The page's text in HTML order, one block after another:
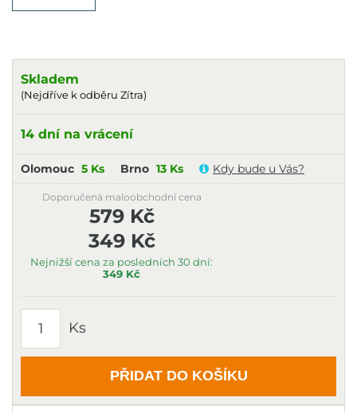
Skladem
(Nejdříve k odběru Zítra)
14 dní na vrácení
Olomouc 5 Ks Brno 13 Ks Kdy bude u Vás?
349 Kč
Nejnižší cena za posledních 30 dní:
349 Kč
Doporučená maloobchodní cena
579 Kč
Ks
PŘIDAT DO KOŠÍKU